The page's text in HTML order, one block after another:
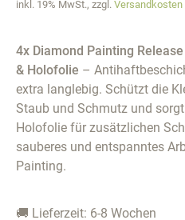
inkl. 19% MwSt., zzgl. Versandkosten
4x Diamond Painting
& Holofolie –
extra langlebig. Schützt die
Staub und Schmutz und
Holofolie für zusätzlichen
sauberes und entspanntes
Painting.
🚚 Lieferzeit: 6-8 Wochen